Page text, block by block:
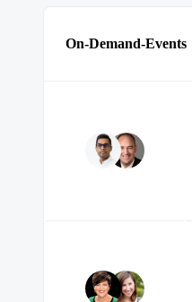
On-Demand-Events